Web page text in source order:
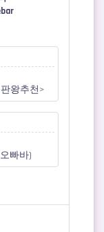
왕추천>
빠바)